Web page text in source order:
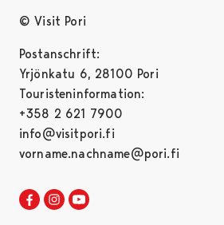
© Visit Pori
Postanschrift:
Yrjönkatu 6, 28100 Pori
Touristeninformation:
+358 2 621 7900
info@visitpori.fi
vorname.nachname@pori.fi
Visit Pori in Facebook
Opens in a new tab
Visit Pori in Instagram
Opens in a new tab